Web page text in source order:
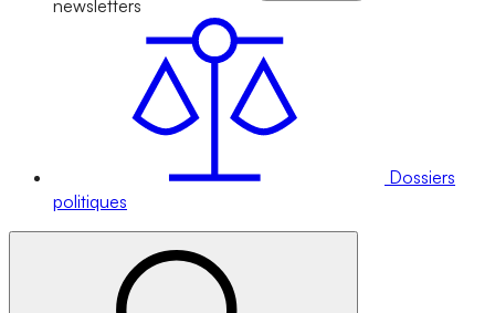
newsletters
Dossiers
politiques